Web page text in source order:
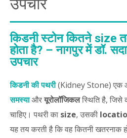
उपचार
किडनी स्टोन कितने size
होता है? – नागपुर में डॉ.
उपचार
किडनी की पथरी(Kidney Stone) एक
समस्याऔरयूरोलॉजिकलस्थिति है, जिसे
चाहिए। पथरी का size, उसकी
यह तय करती है कि वह कितनी खतरनाक